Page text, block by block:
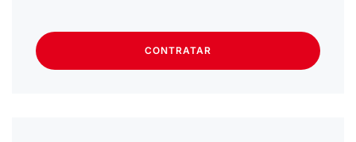
CONTRATAR